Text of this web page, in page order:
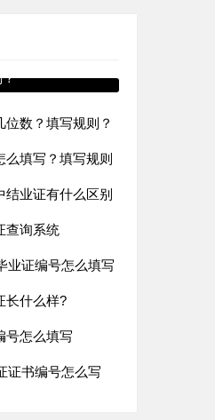
位数？填写
数？填写规则？
填写？填写规则
业证有什么区别
查询系统
业证编号怎么填写
长什么样?
号怎么填写
证书编号怎么写